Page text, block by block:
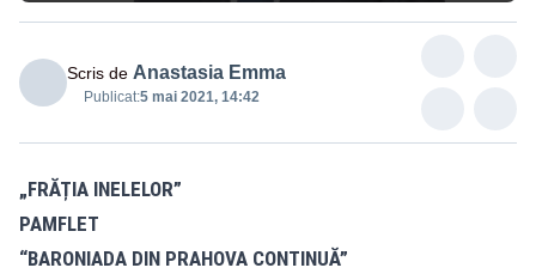
Scris de Anastasia Emma
Publicat:5 mai 2021, 14:42
„FRĂȚIA INELELOR”
PAMFLET
“BARONIADA DIN PRAHOVA CONTINUĂ”